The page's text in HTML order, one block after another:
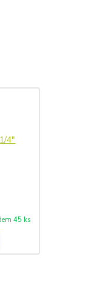
45 ks